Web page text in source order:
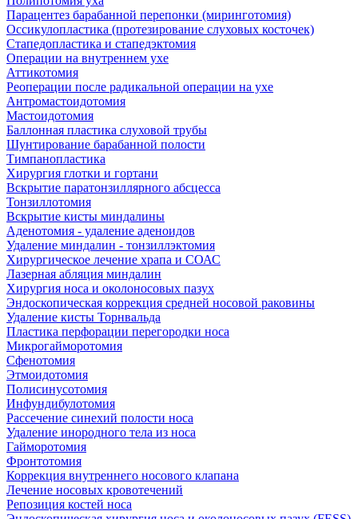
Парацентез барабанной перепонки (миринготомия)
Оссикулопластика (протезирование слуховых косточек)
Стапедопластика и стапедэктомия
Операции на внутреннем ухе
Аттикотомия
Реоперации после радикальной операции на ухе
Антромастоидотомия
Мастоидотомия
Баллонная пластика слуховой трубы
Шунтирование барабанной полости
Тимпанопластика
Хирургия глотки и гортани
Вскрытие паратонзиллярного абсцесса
Тонзиллотомия
Вскрытие кисты миндалины
Аденотомия - удаление аденоидов
Удаление миндалин - тонзиллэктомия
Хирургическое лечение храпа и СОАС
Лазерная абляция миндалин
Хирургия носа и околоносовых пазух
Эндоскопическая коррекция средней носовой раковины
Удаление кисты Торнвальда
Пластика перфорации перегородки носа
Микрогайморотомия
Сфенотомия
Этмоидотомия
Полисинусотомия
Инфундибулотомия
Рассечение синехий полости носа
Удаление инородного тела из носа
Гайморотомия
Фронтотомия
Коррекция внутреннего носового клапана
Лечение носовых кровотечений
Репозиция костей носа